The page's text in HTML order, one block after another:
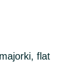
flat